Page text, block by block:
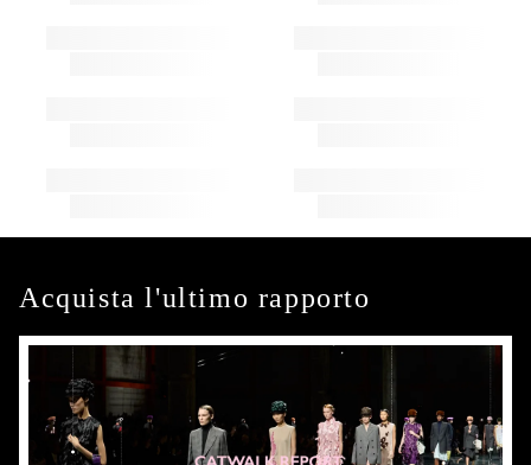
Acquista l'ultimo rapporto